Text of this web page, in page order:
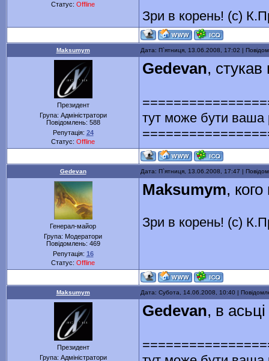
Статус: Offline
Зри в корень! (с)
Maksumym Дата: П`ятниця, 13.06.2008, 17:02 |
Президент
Група: Адміністратори
Повідомлень: 588
Репутація: 24
Статус: Offline
Gedevan,
тут може бути ваша
Gedevan Дата: П`ятниця, 13.06.2008, 17:47 |
Генерал-майор
Група: Модератори
Повідомлень: 469
Репутація: 16
Статус: Offline
Maksumym,
Зри в корень! (с)
Maksumym Дата: Субота, 14.06.2008, 10:40 |
Президент
Група: Адміністратори
Gedevan, в